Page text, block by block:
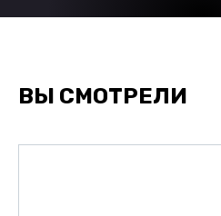
ВЫ СМОТРЕЛИ